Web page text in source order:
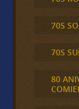
70S
70S
80